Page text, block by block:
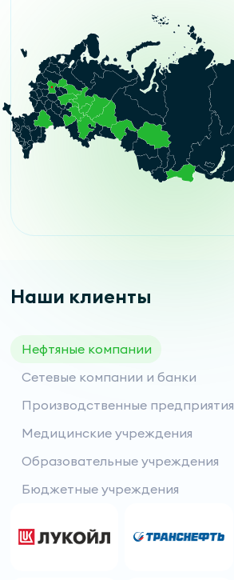
Наши клиенты
Нефтяные компании
Сетевые компании и банки
Производственные предприятия
Медицинские учреждения
Образовательные учреждения
Бюджетные учреждения